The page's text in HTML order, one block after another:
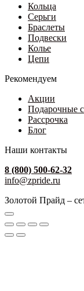
Кольца
Серьги
Браслеты
Подвески
Колье
Цепи
Рекомендуем
Акции
Подарочные
Рассрочка
Блог
Наши контакты
8 (800) 500-62-32
info@zpride.ru
Золотой Прайд –